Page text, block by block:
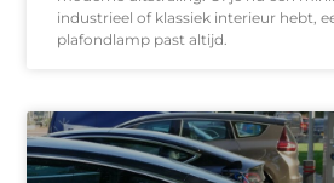
industrieel of klassiek interieur hebt,
plafondlamp past altijd.